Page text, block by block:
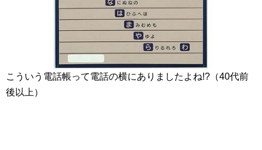
こういう電話帳って電話の横にありましたよね!?（40代前
後以上）